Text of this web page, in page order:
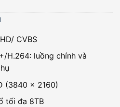
CVBS
H.264: luồng chính và
(3840 × 2160)
tối đa 8TB